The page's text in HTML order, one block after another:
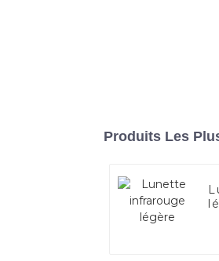
Produits Les